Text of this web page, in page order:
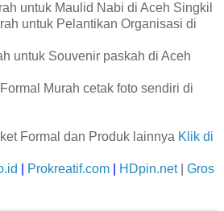
untuk Maulid Nabi di Aceh Singkil
untuk Pelantikan Organisasi di
untuk Souvenir paskah di Aceh
Murah cetak foto sendiri di
Formal dan Produk lainnya Klik di
Prokreatif.com HDpin.net| Gros